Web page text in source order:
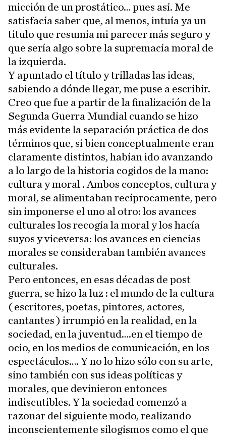
micción de un prostático… pues así. Me
satisfacía saber que, al menos, intuía ya un
titulo que resumía mi parecer más seguro y
que sería algo sobre la supremacía moral de
la izquierda.
Y apuntado el título y trilladas las ideas,
sabiendo a dónde llegar, me puse a escribir.
Creo que fue a partir de la finalización de la
Segunda Guerra Mundial cuando se hizo
más evidente la separación práctica de dos
términos que, si bien conceptualmente eran
claramente distintos, habían ido avanzando
a lo largo de la historia cogidos de la mano:
cultura y moral . Ambos conceptos, cultura y
moral, se alimentaban recíprocamente, pero
sin imponerse el uno al otro: los avances
culturales los recogía la moral y los hacía
suyos y viceversa: los avances en ciencias
morales se consideraban también avances
culturales.
Pero entonces, en esas décadas de post
guerra, se hizo la luz : el mundo de la cultura
( escritores, poetas, pintores, actores,
cantantes ) irrumpió en la realidad, en la
sociedad, en la juventud….en el tiempo de
ocio, en los medios de comunicación, en los
espectáculos…. Y no lo hizo sólo con su arte,
sino también con sus ideas políticas y
morales, que devinieron entonces
indiscutibles. Y la sociedad comenzó a
razonar del siguiente modo, realizando
inconscientemente silogismos como el que